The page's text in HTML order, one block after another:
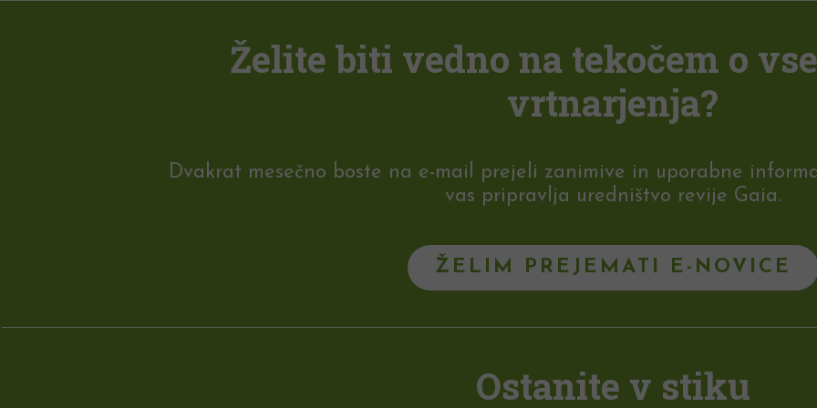
Želite biti vedno na tekočem o
vrtnarjenja?
Dvakrat mesečno boste na e-mail prejeli zanimive in uporabne
vas pripravlja uredništvo revije Gaia.
ŽELIM PREJEMATI E-NOVICE
Ostanite v stiku